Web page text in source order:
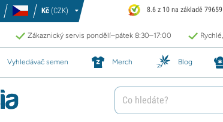
Kč (CZK) 8.6 z 10 na základě
Zákaznický servis pondělí–pátek 8:30–17:00
Vyhledávač semen Merch Blog